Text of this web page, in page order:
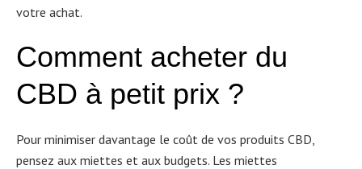
votre achat.
Comment acheter du
CBD à petit prix ?
Pour minimiser davantage le coût de vos produits CBD,
pensez aux miettes et aux budgets. Les miettes